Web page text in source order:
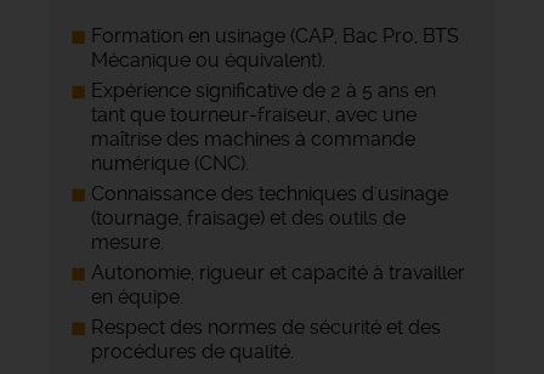
Formation en usinage (CAP, Bac Pro, BTS
Mécanique ou équivalent).
Expérience significative de 2 à 5 ans en
tant que tourneur-fraiseur, avec une
maîtrise des machines à commande
numérique (CNC).
Connaissance des techniques d'usinage
(tournage, fraisage) et des outils de
mesure.
Autonomie, rigueur et capacité à travailler
en équipe.
Respect des normes de sécurité et des
procédures de qualité.